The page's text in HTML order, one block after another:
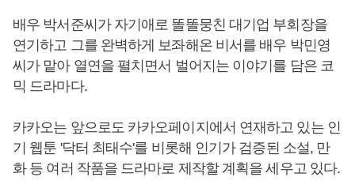
배우 박서준씨가 자기애로 똘똘뭉친 대기업 부회장을
연기하고 그를 완벽하게 보좌해온 비서를 배우 박민영
씨가 맡아 열연을 펼치면서 벌어지는 이야기를 담은 코
믹 드라마다.
카카오는 앞으로도 카카오페이지에서 연재하고 있는 인
기 웹툰 '닥터 최태수'를 비롯해 인기가 검증된 소설, 만
화 등 여러 작품을 드라마로 제작할 계획을 세우고 있다.